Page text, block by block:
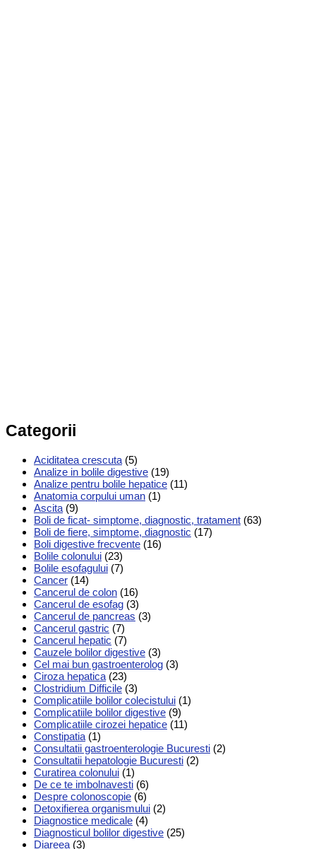
Categorii
Aciditatea crescuta (5)
Analize in bolile digestive (19)
Analize pentru bolile hepatice (11)
Anatomia corpului uman (1)
Ascita (9)
Boli de ficat- simptome, diagnostic, tratament (63)
Boli de fiere, simptome, diagnostic (17)
Boli digestive frecvente (16)
Bolile colonului (23)
Bolile esofagului (7)
Cancer (14)
Cancerul de colon (16)
Cancerul de esofag (3)
Cancerul de pancreas (3)
Cancerul gastric (7)
Cancerul hepatic (7)
Cauzele bolilor digestive (3)
Cel mai bun gastroenterolog (3)
Ciroza hepatica (23)
Clostridium Difficile (3)
Complicatiile bolilor colecistului (1)
Complicatiile bolilor digestive (9)
Complicatiile cirozei hepatice (11)
Constipatia (1)
Consultatii gastroenterologie Bucuresti (2)
Consultatii hepatologie Bucuresti (2)
Curatirea colonului (1)
De ce te imbolnavesti (6)
Despre colonoscopie (6)
Detoxifierea organismului (2)
Diagnostice medicale (4)
Diagnosticul bolilor digestive (25)
Diareea (3)